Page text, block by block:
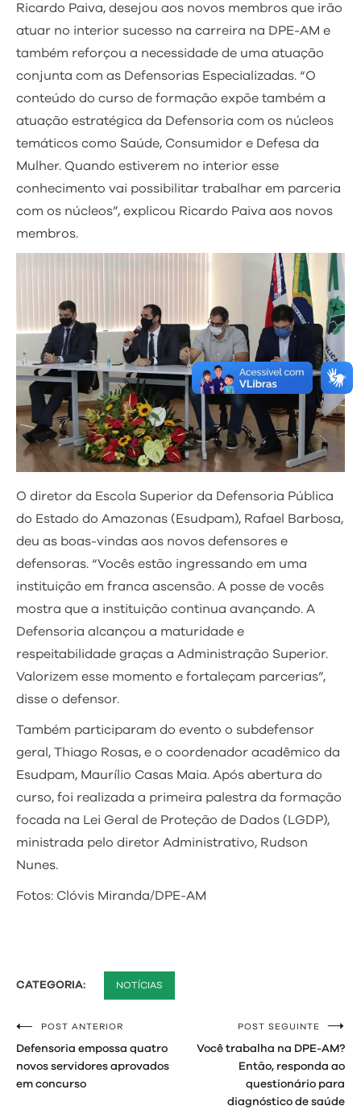
Ricardo Paiva, desejou aos novos membros que irão
atuar no interior sucesso na carreira na DPE-AM e
também reforçou a necessidade de uma atuação
conjunta com as Defensorias Especializadas. “O
conteúdo do curso de formação expõe também a
atuação estratégica da Defensoria com os núcleos
temáticos como Saúde, Consumidor e Defesa da
Mulher. Quando estiverem no interior esse
conhecimento vai possibilitar trabalhar em parceria
com os núcleos”, explicou Ricardo Paiva aos novos
membros.
O diretor da Escola Superior da Defensoria Pública
do Estado do Amazonas (Esudpam), Rafael Barbosa,
deu as boas-vindas aos novos defensores e
defensoras. “Vocês estão ingressando em uma
instituição em franca ascensão. A posse de vocês
mostra que a instituição continua avançando. A
Defensoria alcançou a maturidade e
respeitabilidade graças a Administração Superior.
Valorizem esse momento e fortaleçam parcerias”,
disse o defensor.
Também participaram do evento o subdefensor
geral, Thiago Rosas, e o coordenador acadêmico da
Esudpam, Maurílio Casas Maia. Após abertura do
curso, foi realizada a primeira palestra da formação
focada na Lei Geral de Proteção de Dados (LGDP),
ministrada pelo diretor Administrativo, Rudson
Nunes.
Fotos: Clóvis Miranda/DPE-AM
CATEGORIA: NOTÍCIAS
Navegação
de
Post
POST ANTERIOR
Defensoria empossa quatro
novos servidores aprovados
em concurso
POST SEGUINTE
Você trabalha na DPE-AM?
Então, responda ao
questionário para
diagnóstico de saúde